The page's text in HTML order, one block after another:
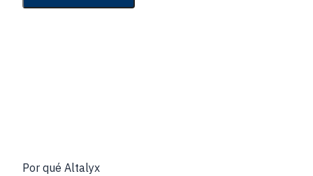
Por qué Altalyx